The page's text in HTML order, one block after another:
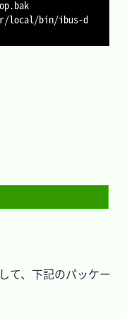
local/bin/ibus-d
て、下記のパッケー